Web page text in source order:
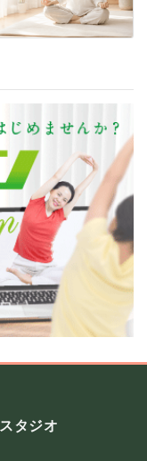
タジオ
ではなく、「脳教